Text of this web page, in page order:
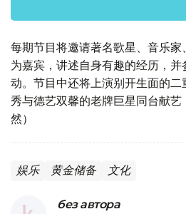
每期节目将邀请著名歌星、音乐
为嘉宾，讲述自身有趣的经历，
动。节目中还将上演别开生面的
秀与德艺双馨的老牌巨星同台献
然）
娱乐 黄金储备 文化
без автора